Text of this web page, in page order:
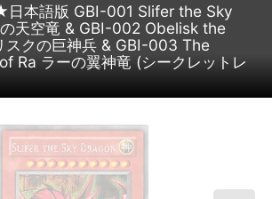
本語版 GBI-001 Slifer the Sky
天空竜 & GBI-002 Obelisk the
スクの巨神兵 & GBI-003 The
Ra ラーの翼神竜 (シークレットレ